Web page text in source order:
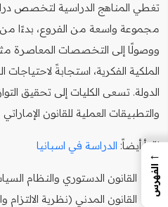
تغطي المناهج الدراسية لتخصص
مجموعة واسعة من الفروع، بدءًا من
ووصولًا إلى التخصصات المعاصرة
الملكية الفكرية، استجابةً لاحتياجات
الدولة. تسعى الكليات إلى تحقيق
والتطبيقات العملية للقانون
اقرأ أيضاً: الدراسة في اسبانيا
القانون الدستوري والنظام
القانون المدني (نظرية
←
الفهرس